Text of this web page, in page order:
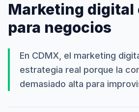
Marketing digital
para negocios
En CDMX, el marketing
estrategia real porque la
demasiado alta para